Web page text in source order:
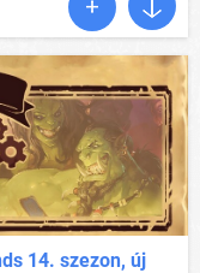
14. szezon, új